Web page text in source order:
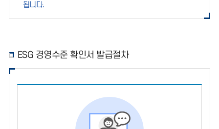
됩니다.
ESG 경영수준 확인서 발급절차